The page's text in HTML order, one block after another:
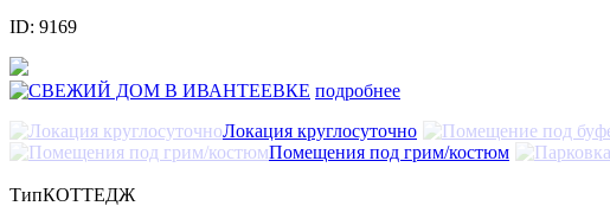
ID: 9169
подробнее
Локация круглосуточно
Помещения под грим/костюм
ТипКОТТЕДЖ